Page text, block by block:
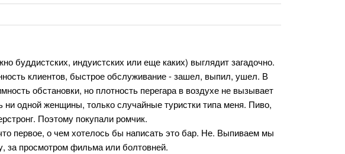
буддистских, индуистских или еще каких) выглядит загадочно.
клиентов, быстрое обслуживание - зашел, выпил, ушел. В
обстановки, но плотность перегара в воздухе не вызывает
одной женщины, только случайные туристки типа меня. Пиво,
Поэтому покупали ромчик.
первое, о чем хотелось бы написать это бар. Не. Выпиваем мы
за просмотром фильма или болтовней.